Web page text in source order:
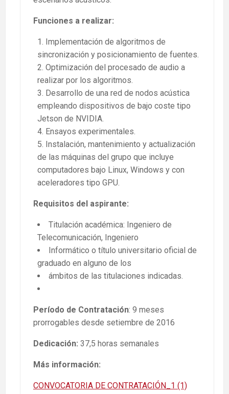
Funciones a realizar:
Implementación de algoritmos de
sincronización y posicionamiento de fuentes.
Optimización del procesado de audio a
realizar por los algoritmos.
Desarrollo de una red de nodos acústica
empleando dispositivos de bajo coste tipo
Jetson de NVIDIA.
Ensayos experimentales.
Instalación, mantenimiento y actualización
de las máquinas del grupo que incluye
computadores bajo Linux, Windows y con
aceleradores tipo GPU.
Requisitos del aspirante:
Titulación académica: Ingeniero de
Telecomunicación, Ingeniero
Informático o título universitario oficial de
graduado en alguno de los
ámbitos de las titulaciones indicadas.
Período de Contratación: 9 meses
prorrogables desde setiembre de 2016
Dedicación: 37,5 horas semanales
Más información:
CONVOCATORIA DE CONTRATACIÓN_1 (1)